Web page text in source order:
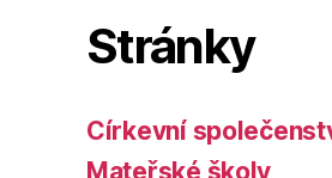
Stránky
Církevní
Mateřské školy